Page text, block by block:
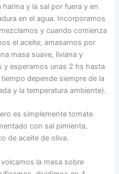
y la sal por fuera y en
en el agua. Incorporamos
y cuando comienza
el aceite; amasamos por
masa suave, liviana y
y esperamos unas 2 hs hasta
depende siempre de la
y la temperatura ambiente).
es simplemente tomate
con sal pimienta,
de aceite de oliva.
la masa sobre